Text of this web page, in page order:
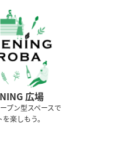
広場
プン型スペースで
楽しもう。